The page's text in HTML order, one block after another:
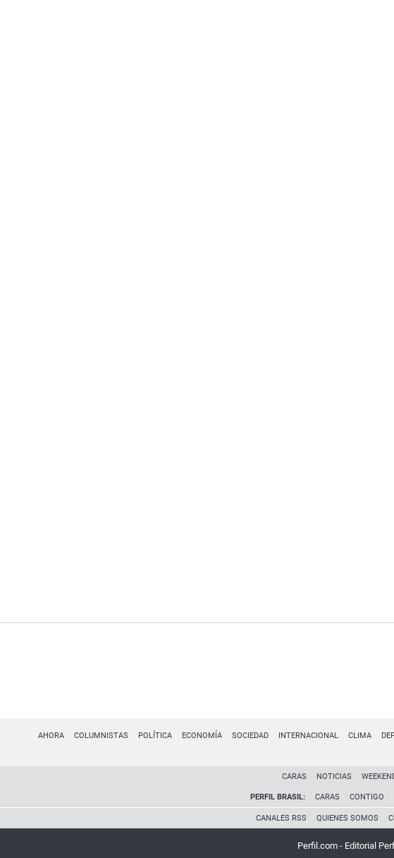
AHORA COLUMNISTAS POLÍTICA ECONOMÍA SOCIEDAD INTERNACIONAL CLIMA
CARAS NOTICIAS
PERFIL BRASIL: CARAS CONTIGO
CANALES RSS QUIENES SOMOS
Perfil.com - Editorial